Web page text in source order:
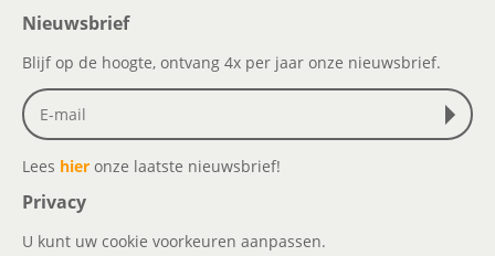
Nieuwsbrief
Blijf op de hoogte, ontvang 4x per jaar onze nieuwsbrief.
Lees hier onze laatste nieuwsbrief!
Privacy
U kunt uw cookie voorkeuren aanpassen.